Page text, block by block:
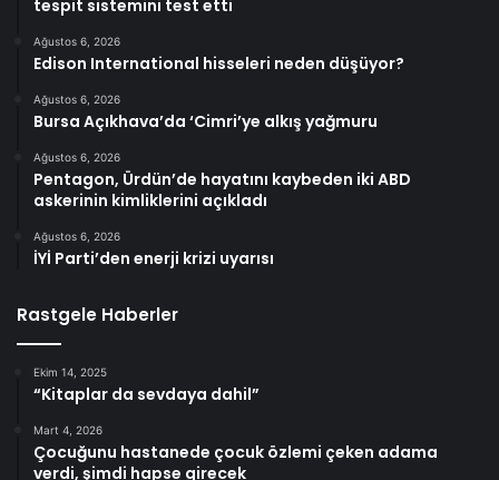
tespit sistemini test etti
Ağustos 6, 2026
Edison International hisseleri neden düşüyor?
Ağustos 6, 2026
Bursa Açıkhava’da ‘Cimri’ye alkış yağmuru
Ağustos 6, 2026
Pentagon, Ürdün’de hayatını kaybeden iki ABD
askerinin kimliklerini açıkladı
Ağustos 6, 2026
İYİ Parti’den enerji krizi uyarısı
Rastgele Haberler
Ekim 14, 2025
“Kitaplar da sevdaya dahil”
Mart 4, 2026
Çocuğunu hastanede çocuk özlemi çeken adama
verdi, şimdi hapse girecek